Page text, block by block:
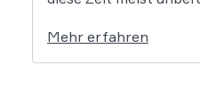
in die Debatte bringen
Arbeitnehmern den
Mehr erfahren